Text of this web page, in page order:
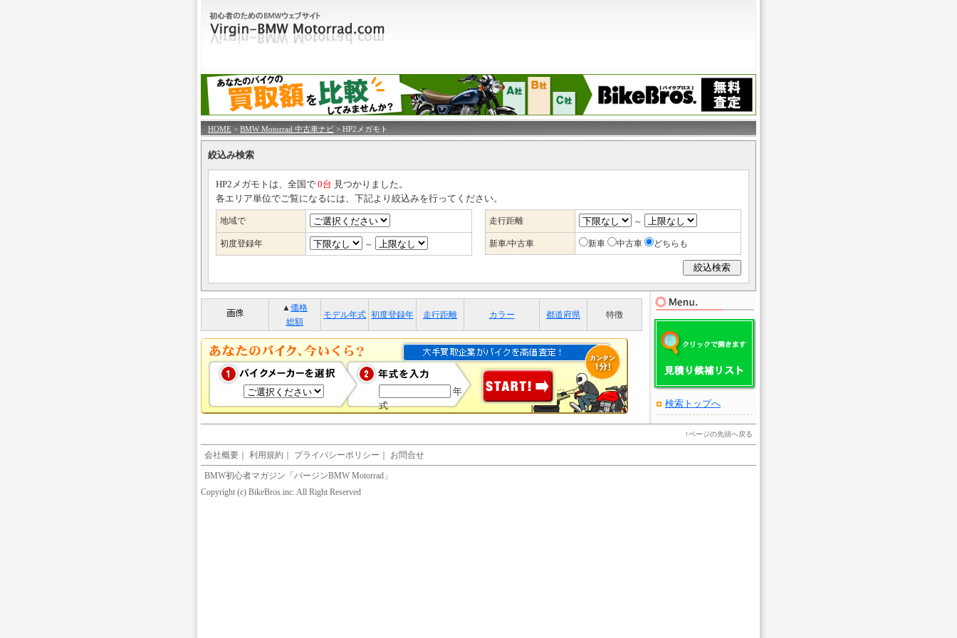
HOME > BMW Motorrad 中古車ナビ > HP2メガモト
絞込み検索
HP2メガモトは、全国で 0台 見つかりました。
各エリア単位でご覧になるには、下記より絞込みを行ってください。
地域で
初度登録年 ～
走行距離 ～
新車/中古車 新車 中古車 どちらも
▲ 価格
総額
モデル年式 初度登録年 走行距離 カラー 都道府県 特徴
年
式
検索トップへ
↑ページの先頭へ戻る
会社概要 ｜ 利用規約 ｜ プライバシーポリシー ｜ お問合せ
BMW初心者マガジン「バージンBMW Motorrad」
Copyright (c) BikeBros.inc. All Right Reserved